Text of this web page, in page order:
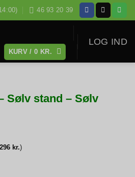
46 93 20 39
KURV /0 KR.
LOG IND
Sølv stand – Sølv
kr.)